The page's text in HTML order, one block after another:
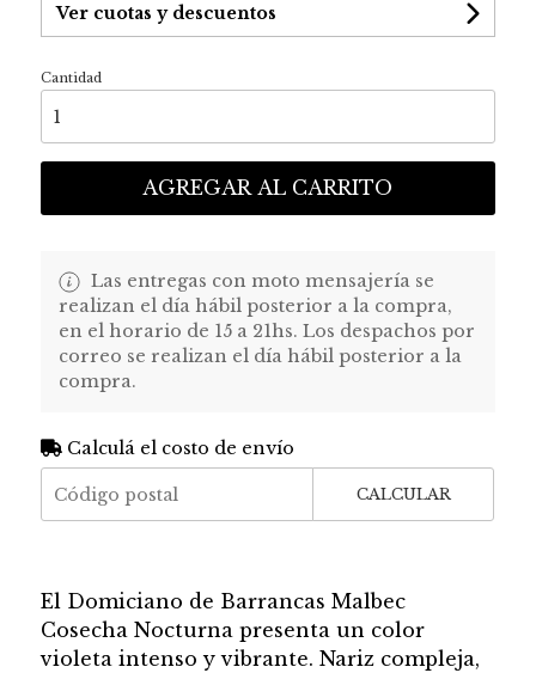
Ver cuotas y descuentos
Cantidad
AGREGAR AL CARRITO
Las entregas con moto mensajería se
realizan el día hábil posterior a la compra,
en el horario de 15 a 21hs. Los despachos por
correo se realizan el día hábil posterior a la
compra.
Calculá el costo de envío
CALCULAR
El Domiciano de Barrancas Malbec
Cosecha Nocturna presenta un color
violeta intenso y vibrante. Nariz compleja,